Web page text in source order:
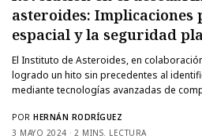
asteroides:
espacial y la seguridad
El Instituto de Asteroides, en
logrado un hito sin precedentes al
mediante tecnologías avanzadas de
POR HERNÁN RODRÍGUEZ
3 MAYO 2024
2 MINS. LECTURA